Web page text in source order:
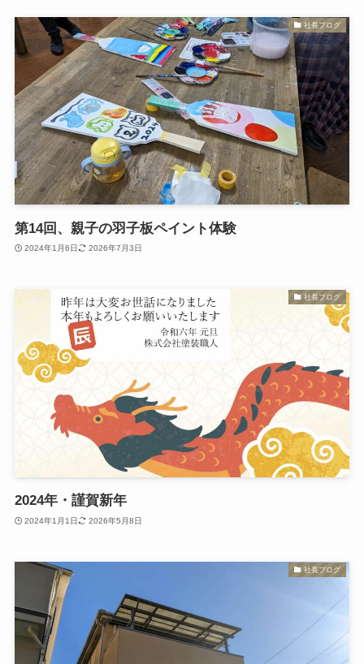
社長ブログ
第14回、親子の羽子板ペイント体験
2024年1月6日 2026年7月3日
社長ブログ
2024年・謹賀新年
2024年1月1日 2026年5月8日
社長ブログ